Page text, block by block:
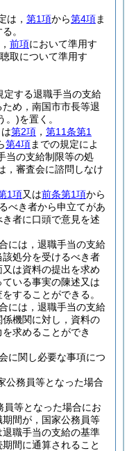
は， 第1項から第4項ま
。
前項において準用す
取について準用す
定する退職手当の支給
め，南国市市長等退
。)を置く。
第2項 ， 第11条第1
第4項までの規定によ
当の支給制限等の処
，審査会に諮問しなけ
1項又は前条第1項から
べき者から申立てがあ
者に口頭で意見を述
には，退職手当の支給
処分を受けるべき者
は資料の提出を求め
いる事実の陳述又は
することができる。
には，退職手当の支給
機関に対し，資料の
求めることができ
に関し必要な事項につ
公務員等となった場合
等となった場合にお
間が，国家公務員等
職手当の支給の基準
間に通算されること